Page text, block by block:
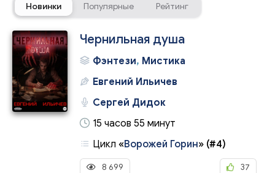
Новинки Популярные Рейтинг
Чернильная душа
Фэнтези, Мистика
Евгений Ильичев
Сергей Дидок
15 часов 55 минут
Цикл «Ворожей Горин» (#4)
8 699 37